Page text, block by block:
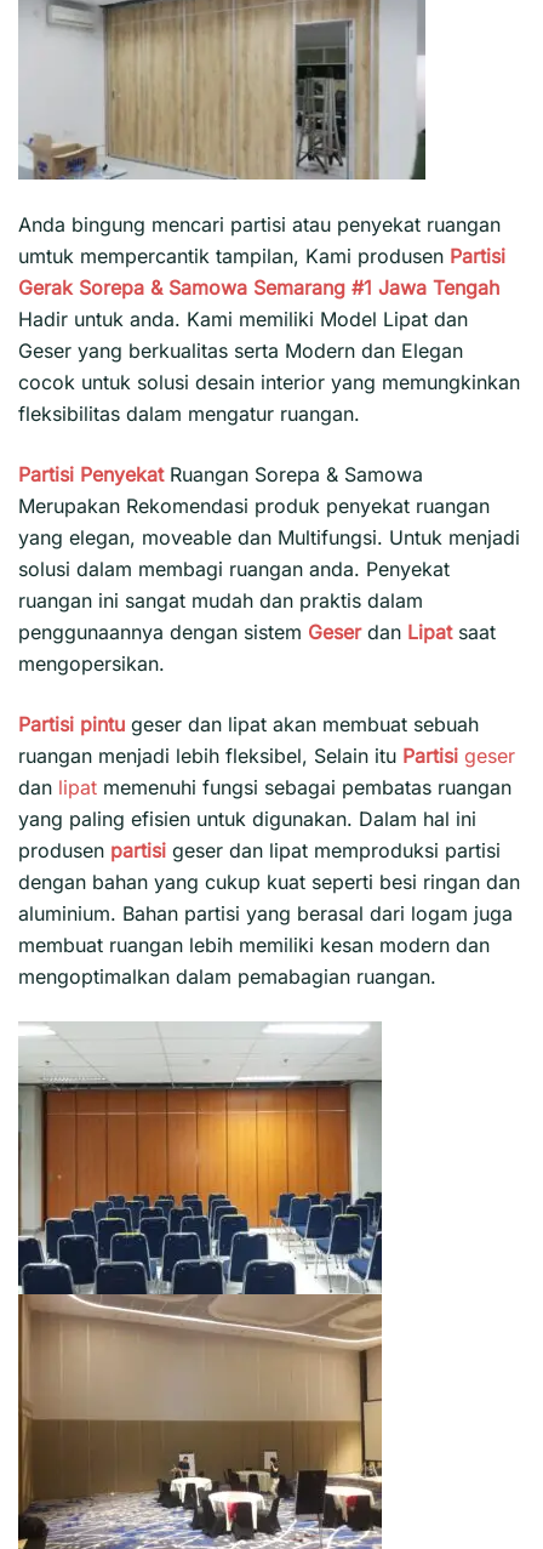
Anda bingung mencari partisi atau penyekat ruangan
umtuk mempercantik tampilan, Kami produsen Partisi
Gerak Sorepa & Samowa Semarang #1 Jawa Tengah
Hadir untuk anda. Kami memiliki Model Lipat dan
Geser yang berkualitas serta Modern dan Elegan
cocok untuk solusi desain interior yang memungkinkan
fleksibilitas dalam mengatur ruangan.
Partisi PenyekatRuangan Sorepa & Samowa
Merupakan Rekomendasi produk penyekat ruangan
yang elegan, moveable dan Multifungsi. Untuk menjadi
solusi dalam membagi ruangan anda. Penyekat
ruangan ini sangat mudah dan praktis dalam
penggunaannya dengan sistem Geser dan Lipat saat
mengopersikan.
Partisi pintu geser dan lipat akan membuat sebuah
ruangan menjadi lebih fleksibel, Selain itu Partisi geser
dan lipat memenuhi fungsi sebagai pembatas ruangan
yang paling efisien untuk digunakan. Dalam hal ini
produsen partisi geser dan lipat memproduksi partisi
dengan bahan yang cukup kuat seperti besi ringan dan
aluminium. Bahan partisi yang berasal dari logam juga
membuat ruangan lebih memiliki kesan modern dan
mengoptimalkan dalam pemabagian ruangan.